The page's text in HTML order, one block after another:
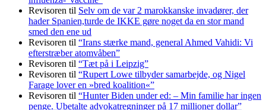
Revisoren til Selv om de var 2 marokkanske invadører, der
hader Spanien,turde de IKKE gøre noget da en stor mand
smed den ene ud
Revisoren til “Irans stærke mand, general Ahmed Vahidi: Vi
efterstræber atomvåben”
Revisoren til “Tæt på i Leipzig”
Revisoren til “Rupert Lowe tilbyder samarbejde, og Nigel
Farage lover en »bred koalition«”
Revisoren til “Hunter Biden under ed: – Min familie har ingen
penge. Ubetalte advokat­regninger på 17 millioner dollar”